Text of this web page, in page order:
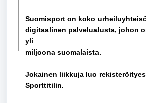
Suomisport on koko
digitaalinen palvelualusta, johon
yli
miljoona suomalaista.
Jokainen liikkuja luo
Sporttitilin.